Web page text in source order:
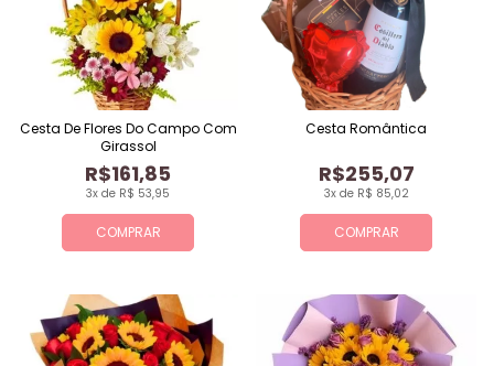
COMPRAR
3x de R$ 53,95
R$161,85
Cesta De Flores Do Campo Com
Girassol
COMPRAR
3x de R$ 85,02
R$255,07
Cesta Romântica